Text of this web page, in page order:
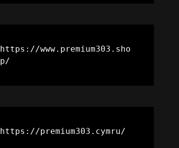
https://www.premium303.sho
p/
https://premium303.cymru/